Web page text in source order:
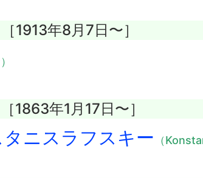
1913年8月7日〜］
1863年1月17日〜］
ニスラフスキー （